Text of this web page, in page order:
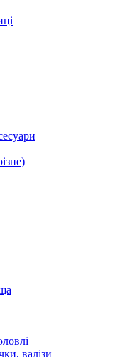
валізи